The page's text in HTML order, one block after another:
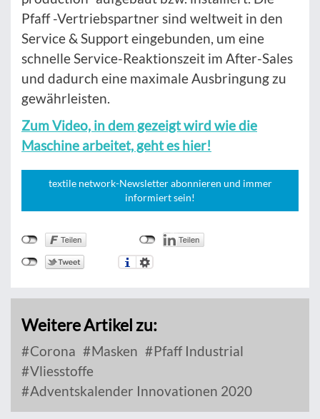
Pfaff -Vertriebspartner sind weltweit in den
Service & Support eingebunden, um eine
schnelle Service-Reaktionszeit im After-Sales
und dadurch eine maximale Ausbringung zu
gewährleisten.
Zum Video, in dem gezeigt wird wie die
Maschine arbeitet, geht es hier!
textile network-Newsletter abonnieren und immer
informiert sein!
Weitere Artikel zu:
Corona Masken
Pfaff Industrial
Vliesstoffe
Adventskalender Innovationen 2020